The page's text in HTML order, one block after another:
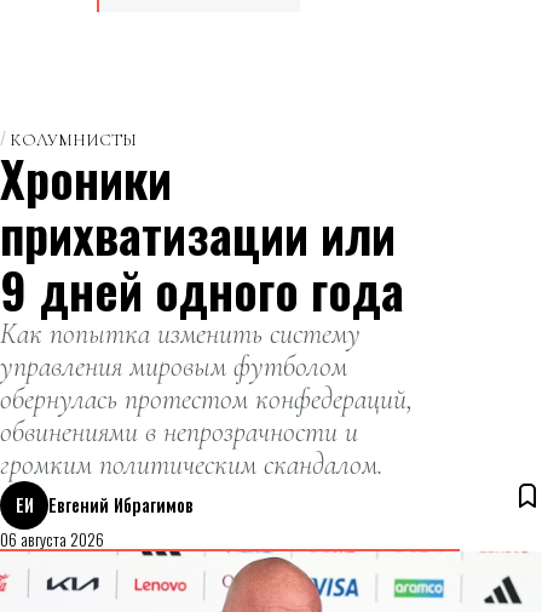
КОЛУМНИСТЫ
Хроники
прихватизации или
9 дней одного года
Как попытка изменить систему
управления мировым футболом
обернулась протестом конфедераций,
обвинениями в непрозрачности и
громким политическим скандалом.
ЕИ
Евгений Ибрагимов
06 августа 2026